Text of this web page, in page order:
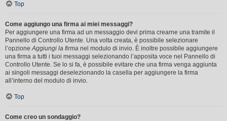
Top
Come aggiungo una firma ai miei messaggi?
Per aggiungere una firma ad un messaggio devi prima crearne una tramite il
Pannello di Controllo Utente. Una volta creata, è possibile selezionare
l’opzioneAggiungi la firma nel modulo di invio. È inoltre possibile aggiungere
una firma a tutti i tuoi messaggi selezionando l’apposita voce nel Pannello di
Controllo Utente. Se lo si fa, è possibile evitare che una firma venga aggiunta
ai singoli messaggi deselezionando la casella per aggiungere la firma
all’interno del modulo di invio.
Top
Come creo un sondaggio?